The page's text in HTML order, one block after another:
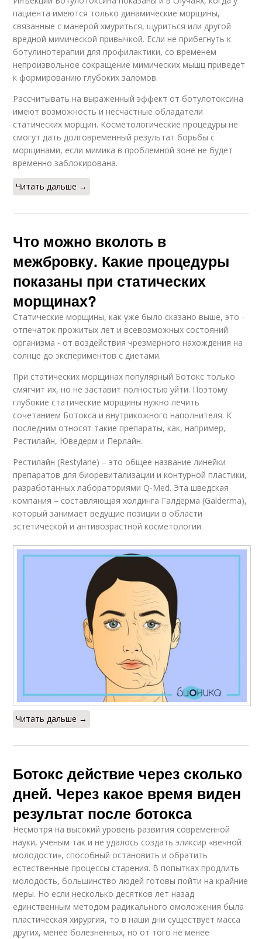
пациента имеются только динамические морщины,
связанные с манерой хмуриться, щуриться или другой
вредной мимической привычкой. Если не прибегнуть к
ботулинотерапии для профилактики, со временем
непроизвольное сокращение мимических мышц приведет
к формированию глубоких заломов.
Рассчитывать на выраженный эффект от ботулотоксина
имеют возможность и несчастные обладатели
статических морщин. Косметологические процедуры не
смогут дать долговременный результат борьбы с
морщинами, если мимика в проблемной зоне не будет
временно заблокирована.
Читать дальше →
Что можно вколоть в
межбровку. Какие процедуры
показаны при статических
морщинах?
Статические морщины, как уже было сказано выше, это -
отпечаток прожитых лет и всевозможных состояний
организма - от воздействия чрезмерного нахождения на
солнце до экспериментов с диетами.
При статических морщинах популярный Ботокс только
смягчит их, но не заставит полностью уйти. Поэтому
глубокие статические морщины нужно лечить
сочетанием Ботокса и внутрикожного наполнителя. К
последним относят такие препараты, как, например,
Рестилайн, Юведерм и Перлайн.
Рестилайн (Restylane) – это общее название линейки
препаратов для биоревитализации и контурной пластики,
разработанных лабораториями Q-Med. Эта шведская
компания – составляющая холдинга Галдерма (Galderma),
который занимает ведущие позиции в области
эстетической и антивозрастной косметологии.
Читать дальше →
Ботокс действие через сколько
дней. Через какое время виден
результат после ботокса
Несмотря на высокий уровень развития современной
науки, ученым так и не удалось создать эликсир «вечной
молодости», способный остановить и обратить
естественные процессы старения. В попытках продлить
молодость, большинство людей готовы пойти на крайние
меры. Но если несколько десятков лет назад
единственным методом радикального омоложения была
пластическая хирургия, то в наши дни существует масса
других, менее болезненных, но от того не менее